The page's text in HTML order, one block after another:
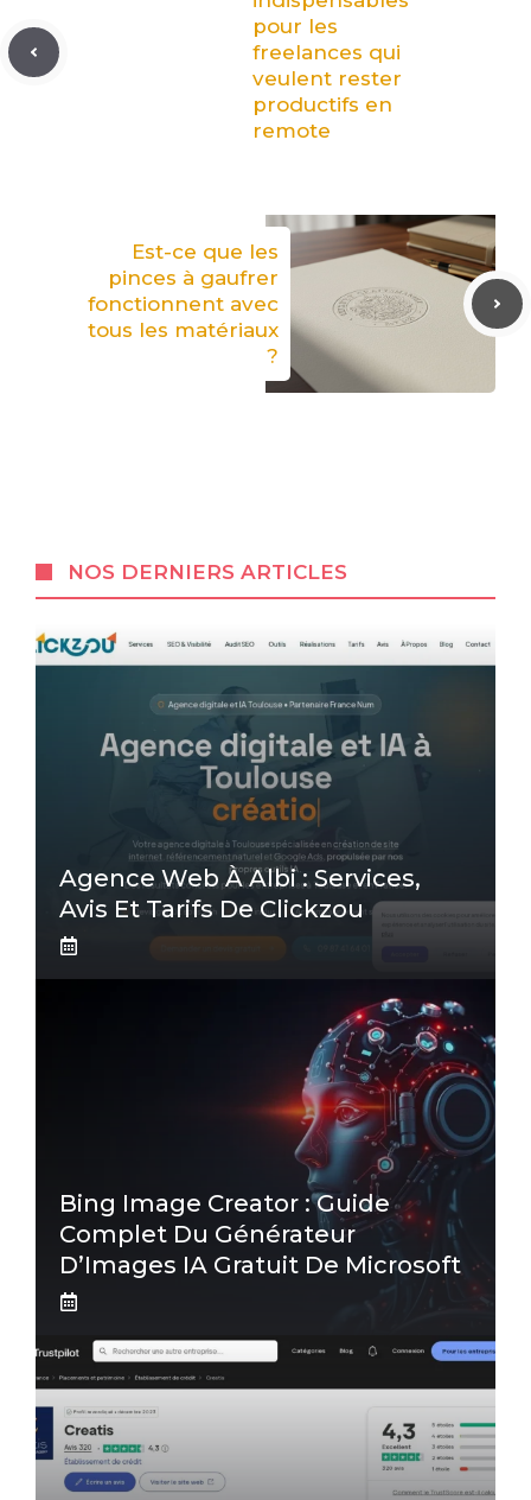
pour les
freelances qui
veulent rester
productifs en
remote
Est-ce que les
pinces à gaufrer
fonctionnent avec
tous les matériaux
?
NOS DERNIERS ARTICLES
Agence Web À Albi : Services,
Avis Et Tarifs De Clickzou
Bing Image Creator : Guide
Complet Du Générateur
D’Images IA Gratuit De Microsoft